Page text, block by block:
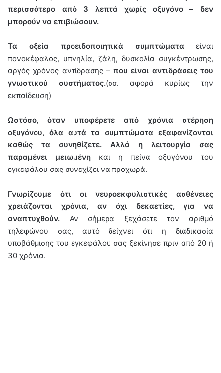
περισσότερο από 3 λεπτά χωρίς οξυγόνο – δεν
μπορούν να επιβιώσουν.
Τα οξεία προειδοποιητικά συμπτώματα είναι
πονοκέφαλος, υπνηλία, ζάλη, δυσκολία συγκέντρωσης,
αργός χρόνος αντίδρασης – που είναι αντιδράσεις του
γνωστικού συστήματος.(σσ. αφορά κυρίως την
εκπαίδευση)
Ωστόσο, όταν υποφέρετε από χρόνια στέρηση
οξυγόνου, όλα αυτά τα συμπτώματα εξαφανίζονται
καθώς τα συνηθίζετε.
Αλλά η λειτουργία σας
παραμένει μειωμένη και η πείνα οξυγόνου του
εγκεφάλου σας συνεχίζει να προχωρά.
Γνωρίζουμε ότι οι νευροεκφυλιστικές ασθένειες
χρειάζονται χρόνια, αν όχι δεκαετίες, για να
αναπτυχθούν. Αν σήμερα ξεχάσετε τον αριθμό
τηλεφώνου σας, αυτό δείχνει ότι η διαδικασία
υποβάθμισης του εγκεφάλου σας ξεκίνησε πριν από 20 ή
30 χρόνια.